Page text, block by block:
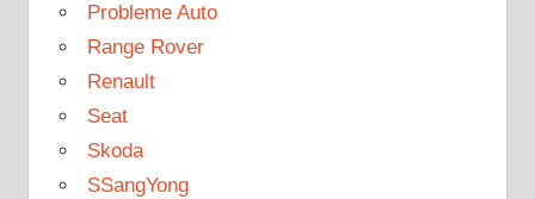
Probleme Auto
Range Rover
Renault
Seat
Skoda
SSangYong